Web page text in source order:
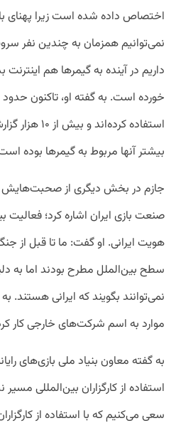
اختصاص داده شده است زیرا پهنای
نمی‌توانیم همزمان به چندین نفر
داریم در آینده به گیمرها هم
استفاده
بیشتر آنها مربوط به گیمرها بوده
جازم در بخش دیگری از صحبت‌هایش
صنعت بازی ایران اشاره کرد؛ فعالیت
هویت ایرانی. او گفت: ما تا قبل از
سطح بین‌الملل مطرح بودند اما به
نمی‌توانند بگویند که ایرانی هستند.
موارد به اسم شرکت‌های خارجی کار
به گفته معاون بنیاد ملی بازی‌های
استفاده از کارگزاران بین‌المللی
سعی می‌کنیم که با استفاده از